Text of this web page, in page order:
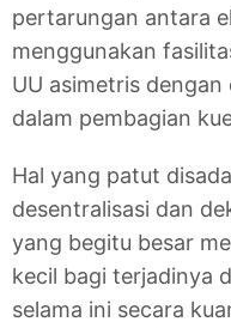
pertarungan antara
menggunakan
UU asimetris
dalam pembagian
Hal yang patut
desentralisasi dan
yang begitu besar
kecil bagi terjadinya
selama ini secara